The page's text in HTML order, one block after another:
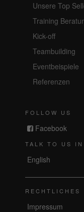
Unsere Top
Training
Kick-off
Teambuilding
Eventbeispiele
Referenzen
FOLLOW US
Facebook
TALK TO US IN
English
RECHTLICHES
Impressum